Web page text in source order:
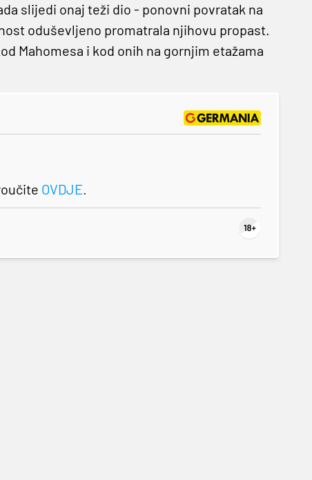
slijedi onaj teži dio - ponovni povratak na
oduševljeno promatrala njihovu propast.
Mahomesa i kod onih na gornjim etažama
OVDJE.